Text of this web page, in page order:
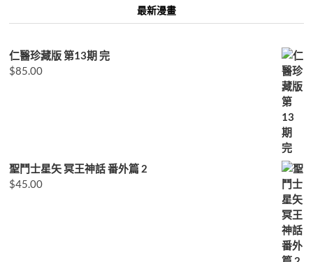
最新漫畫
仁醫珍藏版 第13期 完
$85.00
聖鬥士星矢 冥王神話 番外篇 2
$45.00